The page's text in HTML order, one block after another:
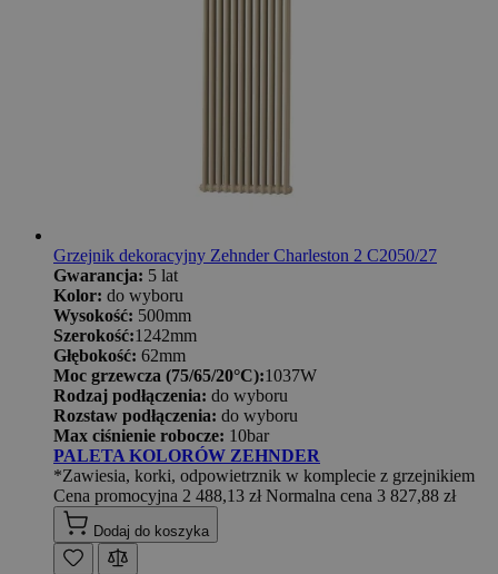
Grzejnik dekoracyjny Zehnder Charleston 2 C2050/27
Gwarancja: 5 lat
Kolor: do wyboru
Wysokość: 500mm
Szerokość:1242mm
Głębokość: 62mm
Moc grzewcza (75/65/20°C):1037W
Rodzaj podłączenia: do wyboru
Rozstaw podłączenia: do wyboru
Max ciśnienie robocze: 10bar
PALETA KOLORÓW ZEHNDER
*Zawiesia, korki, odpowietrznik w komplecie z grzejnikiem
Cena promocyjna 2 488,13 zł Normalna cena 3 827,88 zł
Dodaj do koszyka